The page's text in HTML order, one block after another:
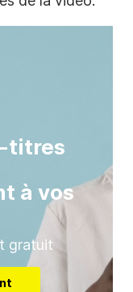
titres
à vos
gratuit